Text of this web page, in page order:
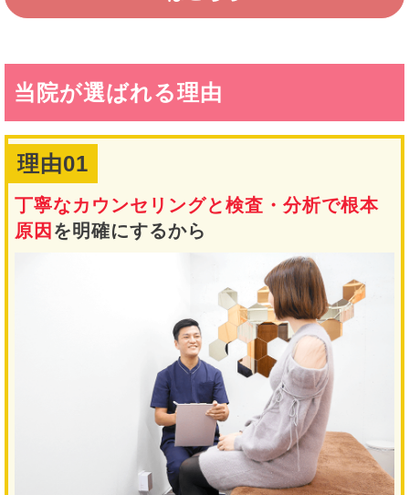
当院が選ばれる理由
理由01
丁寧なカウンセリングと検査・分析で根本
原因 を明確にするから